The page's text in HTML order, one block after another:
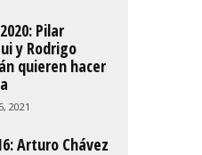
Pilar
y Rodrigo
quieren hacer
2021
Arturo Chávez